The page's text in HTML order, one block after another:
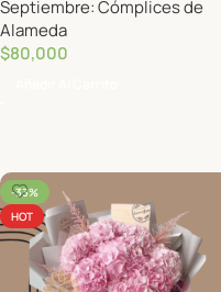
Septiembre: Cómplices de
Alameda
$80,000
-33%
HOT